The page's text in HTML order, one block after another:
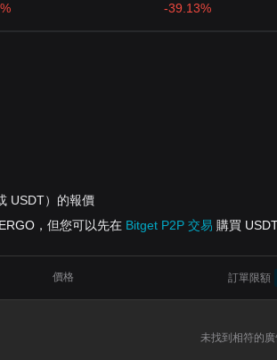
-39.13%
USDT）的報價
，但您可以先在 Bitget P2P 交易 購買
價格 訂單限額
未找到相符的廣